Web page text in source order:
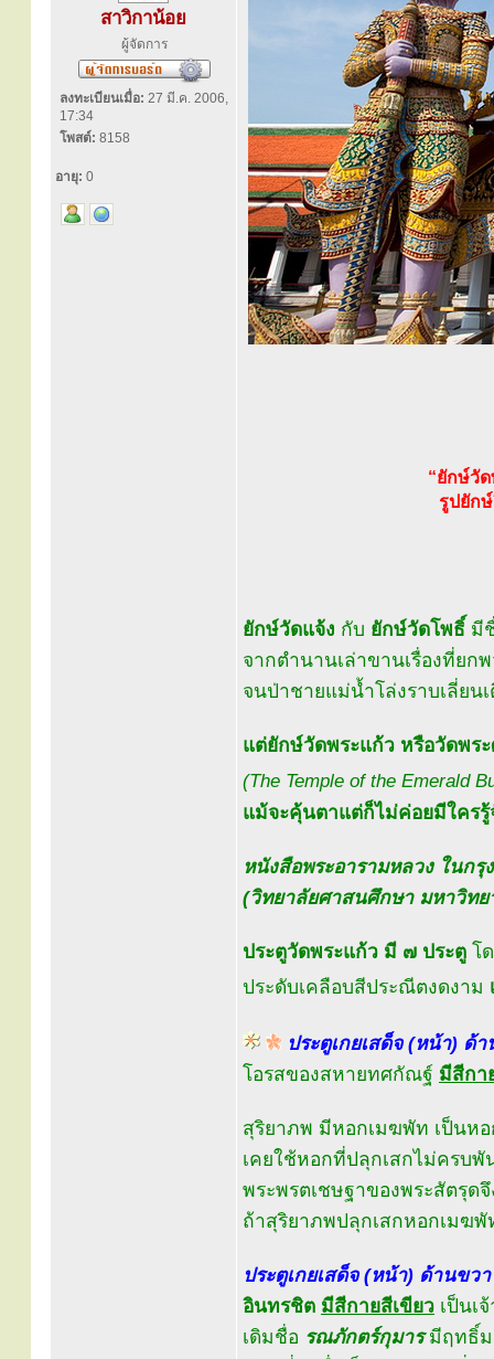
สาวิกาน้อย
ผู้จัดการ
ลงทะเบียนเมื่อ: 27 มี.ค. 2006,
17:34
โพสต์: 8158
อายุ: 0
“ยักษ์วั
รูปยัก
ยักษ์วัดแจ้ง กับ ยักษ์วัดโพธิ์ มี
จากตำนานเล่าขานเรื่องที่ยก
จนป่าชายแม่น้ำโล่งราบเลี่ยน
แต่ยักษ์วัดพระแก้ว หรือวัดพร
(The Temple of the Emerald
แม้จะคุ้นตาแต่ก็ไม่ค่อยมีใครรู้
หนังสือพระอารามหลวง ในกรุ
(วิทยาลัยศาสนศึกษา มหาวิท
ประตูวัดพระแก้ว มี ๗ ประตู โ
ประดับเคลือบสีประณีตงดงาม
ประตูเกยเสด็จ (หน้า) ด้
โอรสของสหายทศกัณฐ์ มีสีกา
สุริยาภพ มีหอกเมฆพัท เป็นหอ
เคยใช้หอกที่ปลุกเสกไม่ครบ
พระพรตเชษฐาของพระสัตรุด
ถ้าสุริยาภพปลุกเสกหอกเมฆ
ประตูเกยเสด็จ (หน้า) ด้านขวา
อินทรชิต มีสีกายสีเขียว เป็นเ
เดิมชื่อ รณภักตร์กุมารมีฤทธิ์ม